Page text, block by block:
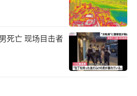
死亡 现场目击者